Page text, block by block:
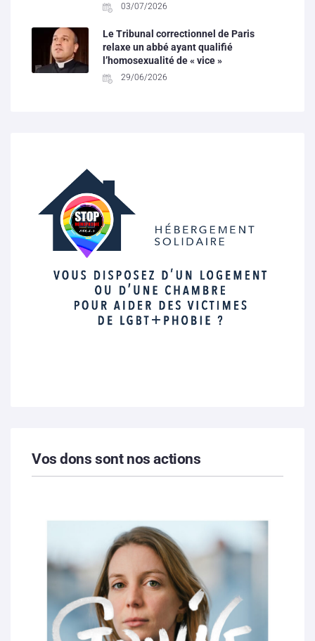
03/07/2026
Le Tribunal correctionnel de Paris
relaxe un abbé ayant qualifié
l’homosexualité de « vice »
29/06/2026
Vos dons sont nos actions